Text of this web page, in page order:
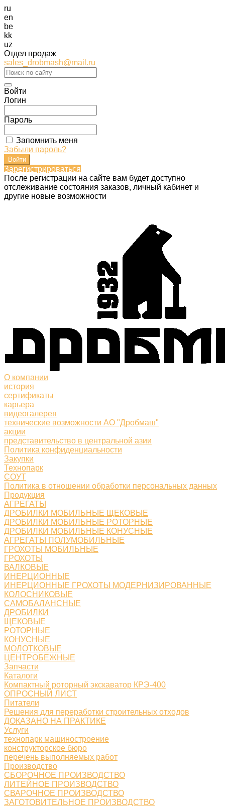
ru
en
be
kk
uz
Отдел продаж
sales_drobmash@mail.ru
Войти
Логин
Пароль
Запомнить меня
Забыли пароль?
Зарегистрироваться
После регистрации на сайте вам будет доступно
отслеживание состояния заказов, личный кабинет и
другие новые возможности
О компании
история
сертификаты
карьера
видеогалерея
технические возможности АО "Дробмаш"
акции
представительство в центральной азии
Политика конфиденциальности
Закупки
Технопарк
СОУТ
Политика в отношении обработки персональных данных
Продукция
АГРЕГАТЫ
ДРОБИЛКИ МОБИЛЬНЫЕ ЩЕКОВЫЕ
ДРОБИЛКИ МОБИЛЬНЫЕ РОТОРНЫЕ
ДРОБИЛКИ МОБИЛЬНЫЕ КОНУСНЫЕ
АГРЕГАТЫ ПОЛУМОБИЛЬНЫЕ
ГРОХОТЫ МОБИЛЬНЫЕ
ГРОХОТЫ
ВАЛКОВЫЕ
ИНЕРЦИОННЫЕ
ИНЕРЦИОННЫЕ ГРОХОТЫ МОДЕРНИЗИРОВАННЫЕ
КОЛОСНИКОВЫЕ
САМОБАЛАНСНЫЕ
ДРОБИЛКИ
ЩЕКОВЫЕ
РОТОРНЫЕ
КОНУСНЫЕ
МОЛОТКОВЫЕ
ЦЕНТРОБЕЖНЫЕ
Запчасти
Каталоги
Компактный роторный экскаватор КРЭ-400
ОПРОСНЫЙ ЛИСТ
Питатели
Решения для переработки строительных отходов
ДОКАЗАНО НА ПРАКТИКЕ
Услуги
технопарк машиностроение
конструкторское бюро
перечень выполняемых работ
Производство
СБОРОЧНОЕ ПРОИЗВОДСТВО
ЛИТЕЙНОЕ ПРОИЗВОДСТВО
СВАРОЧНОЕ ПРОИЗВОДСТВО
ЗАГОТОВИТЕЛЬНОЕ ПРОИЗВОДСТВО